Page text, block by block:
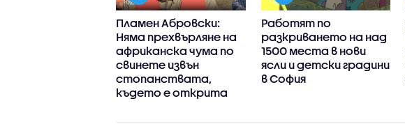
Пламен Абровски:
Няма прехвърляне на
африканска чума по
свинете извън
стопанствата,
където е открита
Работят по
разкриването на над
1500 места в нови
ясли и детски градини
в София